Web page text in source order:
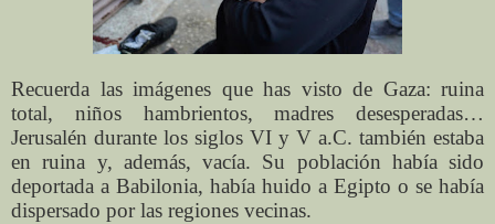
Recuerda las imágenes que has visto de Gaza: ruina
total, niños hambrientos, madres desesperadas…
Jerusalén durante los siglos VI y V a.C. también estaba
en ruina y, además, vacía. Su población había sido
deportada a Babilonia, había huido a Egipto o se había
dispersado por las regiones vecinas.